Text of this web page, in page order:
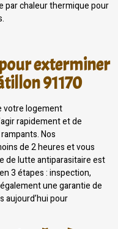
par chaleur thermique pour
exterminer
91170
votre logement
rapidement et de
Nos
de 2 heures et vous
de lutte antiparasitaire est
3 étapes : inspection,
une garantie de
aujourd’hui pour